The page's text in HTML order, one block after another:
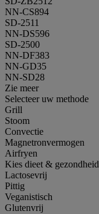
NN-CS894
SD-2511
NN-DS596
SD-2500
NN-DF383
NN-GD35
NN-SD28
Zie meer
Selecteer uw methode
Grill
Stoom
Convectie
Magnetronvermogen
Airfryen
Kies dieet & gezondheid
Lactosevrij
Pittig
Veganistisch
Glutenvrij